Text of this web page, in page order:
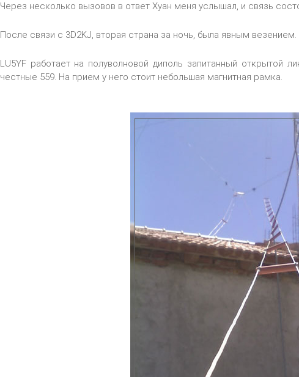
Через несколько вызовов в ответ Хуан меня услышал, и связь
После связи с 3D2KJ, вторая страна за ночь, была явным везением.
LU5YF работает на полуволновой диполь запитанный открытой
честные 559. На прием у него стоит небольшая магнитная рамка.